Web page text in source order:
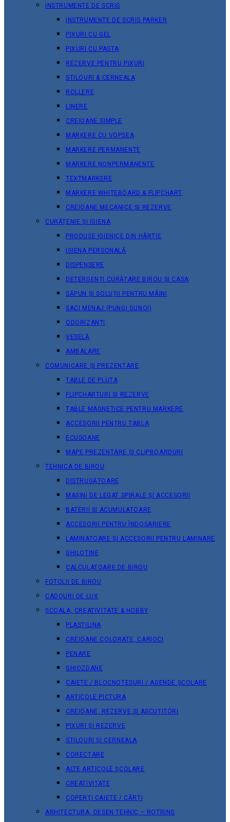
INSTRUMENTE DE SCRIS
INSTRUMENTE DE SCRIS PARKER
PIXURI CU GEL
PIXURI CU PASTA
REZERVE PENTRU PIXURI
STILOURI & СERNEALA
ROLLERE
LINERE
CREIOANE SIMPLE
MARKERE CU VOPSEA
MARKERE PERMANENTE
MARKERE NONPERMANENTE
TEXTMARKERE
MARKERE WHITEBOARD & FLIPCHART
CREIOANE MECANICE ȘI REZERVE
CURĂȚENIE ȘI IGIENA
PRODUSE IGIENICE DIN HÂRTIE
IGIENA PERSONALĂ
DISPENSERE
DETERGENȚI CURĂȚARE BIROU ȘI CASA
SĂPUN ȘI SOLUȚII PENTRU MÂINI
SACI MENAJ (PUNGI GUNOI)
ODORIZANȚI
VESELĂ
AMBALARE
COMUNICARE ȘI PREZENTARE
TABLE DE PLUTA
FLIPCHARTURI ȘI REZERVE
TABLE MAGNETICE PENTRU MARKERE
ACCESORII PENTRU TABLA
ECUSOANE
MAPE PREZENTARE ȘI CLIPBOARDURI
TEHNICA DE BIROU
DISTRUGĂTOARE
MAȘINI DE LEGAT SPIRALE ȘI ACCESORII
BATERII ȘI ACUMULATOARE
ACCESORII PENTRU ÎNDOSARIERE
LAMINATOARE ȘI ACCESORII PENTRU LAMINARE
GHILOTINE
CALCULATOARE DE BIROU
FOTOLII DE BIROU
CADOURI DE LUX
ȘCOALA, CREATIVITATE & HOBBY
PLASTILINA
CREIOANE COLORATE, CARIOCI
PENARE
GHIOZDANE
CAIETE / BLOCNOTESURI / AGENDE ȘCOLARE
ARTICOLE PICTURA
CREIOANE, REZERVE ȘI ASCUȚITORI
PIXURI ȘI REZERVE
STILOURI ȘI CERNEALA
CORECTARE
ALTE ARTICOLE ȘCOLARE
CREATIVITATE
COPERȚI CAIETE / CĂRȚI
ARHITECTURA, DESEN TEHNIC – ROTRING